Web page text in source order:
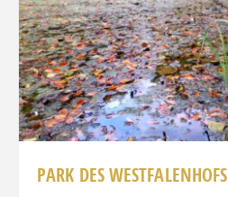
PARK DES WESTFALENHOFS